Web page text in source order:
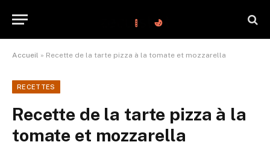
Accueil » Recette de la tarte pizza à la tomate et mozzarella
RECETTES
Recette de la tarte pizza à la
tomate et mozzarella